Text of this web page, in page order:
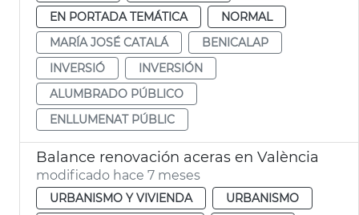
EN PORTADA TEMÁTICA
NORMAL
MARÍA JOSÉ CATALÁ
BENICALAP
INVERSIÓ
INVERSIÓN
ALUMBRADO PÚBLICO
ENLLUMENAT PÚBLIC
Balance renovación aceras en València
modificado hace 7 meses
URBANISMO Y VIVIENDA
URBANISMO